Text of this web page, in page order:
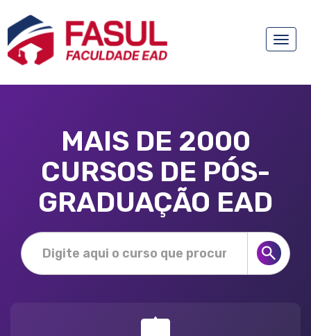
Toggle
MAIS DE 2000
CURSOS DE PÓS-
GRADUAÇÃO EAD